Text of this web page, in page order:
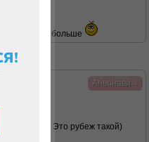
еще больше
Анвонави
до 59.9))) Это рубеж такой)